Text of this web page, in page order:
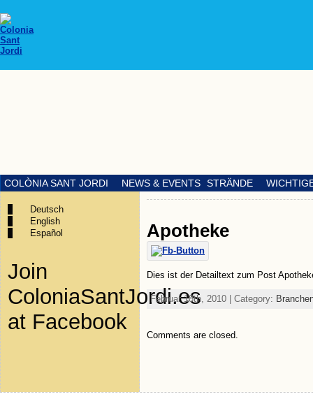
COLÒNIA SANT JORDI NEWS & EVENTS STRÄNDE
Deutsch
English
Español
Join
ColoniaSantJordi.es
at Facebook
Apotheke
Dies ist der Detailtext zum Post
Februar 18th, 2010 | Category:
Comments are closed.